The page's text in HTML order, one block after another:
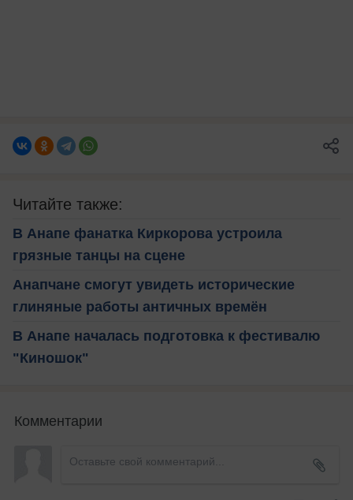
Читайте также:
В Анапе фанатка Киркорова устроила
грязные танцы на сцене
Анапчане смогут увидеть исторические
глиняные работы античных времён
В Анапе началась подготовка к фестивалю
"Киношок"
Комментарии